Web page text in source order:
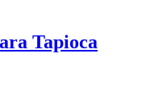
Tapioca